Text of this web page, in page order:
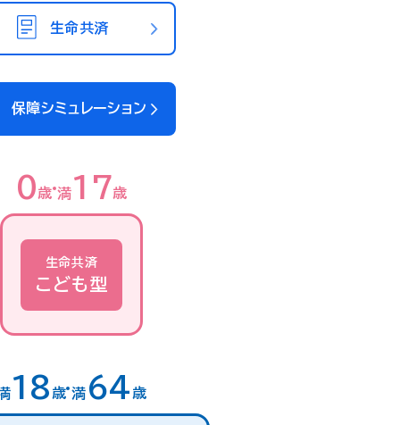
生命共済
保障シミュレーション
0歳 満17歳
生命共済
こども型
18 歳 満 64 歳